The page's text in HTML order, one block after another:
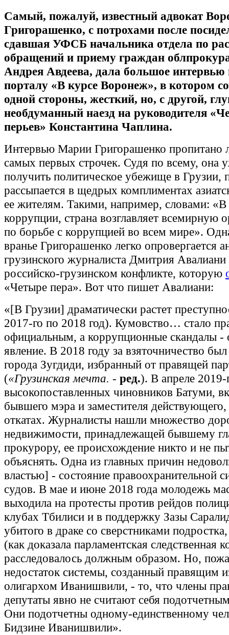
Самый, пожалуй, известный адвокат
Григорашенко, с потрохами после
сдавшая УФСБ начальника отдела по
обращений и приему граждан
Андрея Авдеева, дала большое интервью
порталу «В курсе Воронеж», в котором
одной стороны, жесткий, но, с другой,
необдуманный наезд на руководителя
перьев» Константина Чаплина.
Интервью Марии Григорашенко пропитано
самых первых строчек. Судя по всему, она
получить политическое убежище в Грузии,
рассыпается в щедрых комплиментах
ее жителям. Такими, например, словами: «В
коррупции, страна возглавляет всемирную
по борьбе с коррупцией во всем мире».
вранье Григорашенко легко опровергается
грузинского журналиста Дмитрия
российско-грузинском конфликте, которую
«Четыре пера». Вот что пишет Авалиани:
«[В Грузии] драматически растет
2017-го по 2018 год). Кумовство… стало
официальным, а коррупционные скандалы -
явление. В 2018 году за взяточничество
города Зугдиди, избранный от правящей
(«Грузинская мечта. - ред.). В апреле 2019-
высокопоставленных чиновников Батуми,
бывшего мэра и заместителя
откатах. Журналисты нашли множество
недвижимости, принадлежащей бывшему
прокурору, ее происхождение никто и не
объяснять. Одна из главных причин
властью] - состояние правоохранительной
судов. В мае и июне 2018 года молодежь
выходила на протесты против рейдов
клубах Тбилиси и в поддержку Зазы
убитого в драке со сверстниками
(как доказала парламентская следственная
расследовалось должным образом. Но,
недостаток системы, созданный правящим
олигархом Иванишвили, - то, что члены
депутаты явно не считают себя
Они подотчетны одному-единственному
Бидзине Иванишвили».